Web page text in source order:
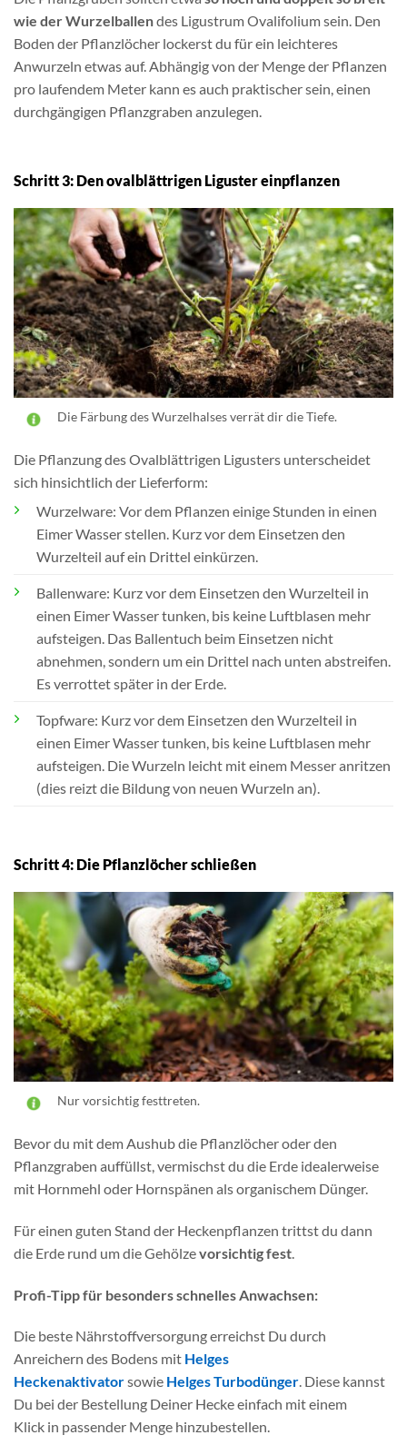
wie der Wurzelballendes Ligustrum Ovalifolium sein. Den
Boden der Pflanzlöcher lockerst du für ein leichteres
Anwurzeln etwas auf. Abhängig von der Menge der Pflanzen
pro laufendem Meter kann es auch praktischer sein, einen
durchgängigen Pflanzgraben anzulegen.
Schritt 3: Den ovalblättrigen Liguster einpflanzen
Die Färbung des Wurzelhalses verrät dir die Tiefe.
Die Pflanzung des Ovalblättrigen Ligusters unterscheidet
sich hinsichtlich der Lieferform:
Wurzelware: Vor dem Pflanzen einige Stunden in einen
Eimer Wasser stellen. Kurz vor dem Einsetzen den
Wurzelteil auf ein Drittel einkürzen.
Ballenware: Kurz vor dem Einsetzen den Wurzelteil in
einen Eimer Wasser tunken, bis keine Luftblasen mehr
aufsteigen. Das Ballentuch beim Einsetzen nicht
abnehmen, sondern um ein Drittel nach unten abstreifen.
Es verrottet später in der Erde.
Topfware: Kurz vor dem Einsetzen den Wurzelteil in
einen Eimer Wasser tunken, bis keine Luftblasen mehr
aufsteigen. Die Wurzeln leicht mit einem Messer anritzen
(dies reizt die Bildung von neuen Wurzeln an).
Schritt 4: Die Pflanzlöcher schließen
Nur vorsichtig festtreten.
Bevor du mit dem Aushub die Pflanzlöcher oder den
Pflanzgraben auffüllst, vermischst du die Erde idealerweise
mit Hornmehl oder Hornspänen als organischem Dünger.
Für einen guten Stand der Heckenpflanzen trittst du dann
die Erde rund um die Gehölzevorsichtig fest
Profi-Tipp für besonders schnelles Anwachsen:
Die beste Nährstoffversorgung erreichst Du durch
Anreichern des Bodens mit Helges
Heckenaktivatorsowie Helges Turbodünger. Diese kannst
Du bei der Bestellung Deiner Hecke einfach mit einem
Klick in passender Menge hinzubestellen.